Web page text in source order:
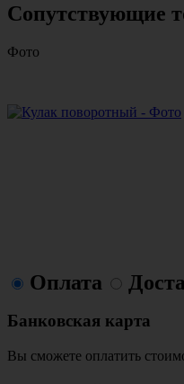
Сопутствующие
Фото
Оплата
Банковская карта
Вы сможете оплатить